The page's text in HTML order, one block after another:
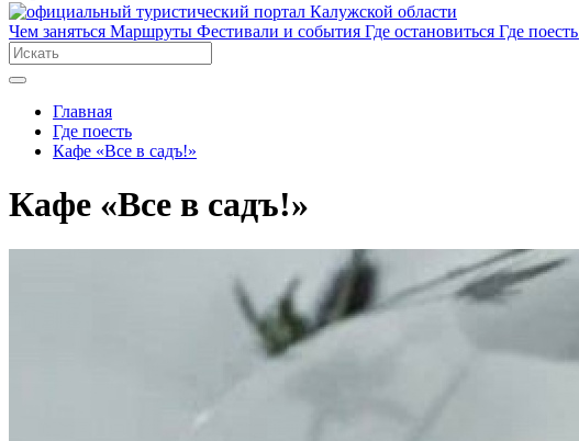
Чем заняться Маршруты Фестивали и события Где остановиться Где поесть
Главная
Где поесть
Кафе «Все в садъ!»
Кафе «Все в садъ!»